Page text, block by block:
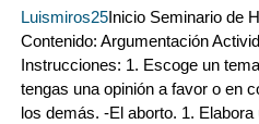
Luismiros25Inicio Seminario de
Contenido: Argumentación
Instrucciones: 1. Escoge un
tengas una opinión a favor o en
los demás. -El aborto. 1.